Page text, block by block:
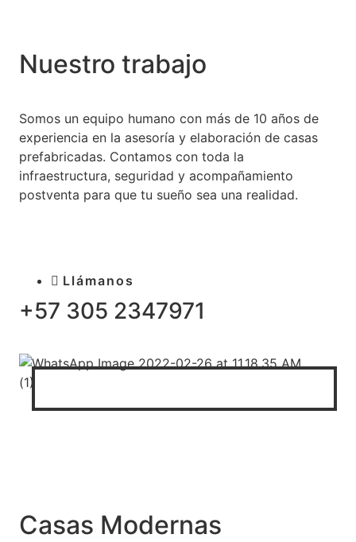
Nuestro trabajo
Somos un equipo humano con más de 10 años de
experiencia en la asesoría y elaboración de casas
prefabricadas. Contamos con toda la
infraestructura, seguridad y acompañamiento
postventa para que tu sueño sea una realidad.
Llámanos
+57 305 2347971
Casas Modernas